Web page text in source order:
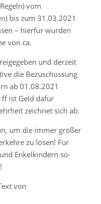
vom
bis zum 31.03.2021
– hierfür wurden
von ca.
und derzeit
die Bezuschussung
ab 01.08.2021
ist Geld dafür
zeichnet sich ab.
um die immer größer
zu lösen! Für
Enkelkindern so-
von